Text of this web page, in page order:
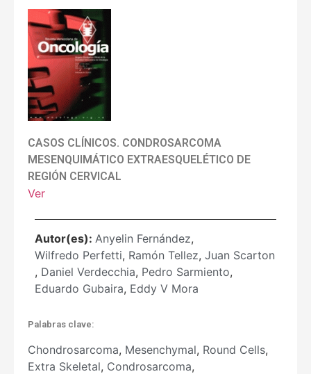
CASOS CLÍNICOS. CONDROSARCOMA
MESENQUIMÁTICO EXTRAESQUELÉTICO DE
REGIÓN CERVICAL
Ver
Autor(es): Anyelin Fernández,
Wilfredo Perfetti, Ramón Tellez, Juan Scarton
, Daniel Verdecchia, Pedro Sarmiento,
Eduardo Gubaira, Eddy V Mora
Palabras clave:
Chondrosarcoma, Mesenchymal, Round Cells,
Extra Skeletal, Condrosarcoma,